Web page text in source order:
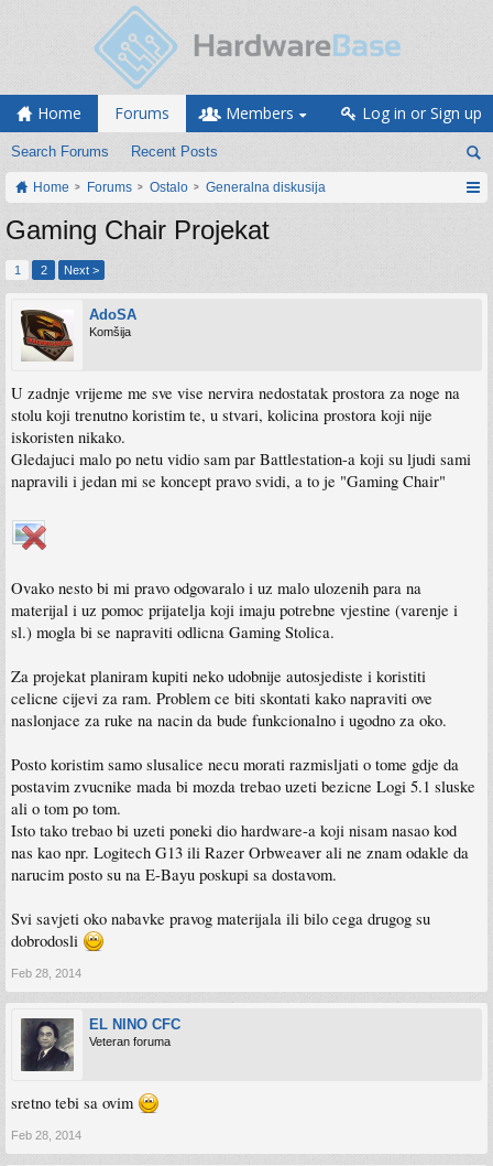
Home Forums
Search Forums Recent Posts
Members Log in or Sign up
Home Forums Ostalo Generalna diskusija
Gaming Chair Projekat
1 2 Next >
AdoSA
Komšija
U zadnje vrijeme me sve vise nervira nedostatak prostora za noge na
stolu koji trenutno koristim te, u stvari, kolicina prostora koji nije
iskoristen nikako.
Gledajuci malo po netu vidio sam par Battlestation-a koji su ljudi sami
napravili i jedan mi se koncept pravo svidi, a to je "Gaming Chair"
Ovako nesto bi mi pravo odgovaralo i uz malo ulozenih para na
materijal i uz pomoc prijatelja koji imaju potrebne vjestine (varenje i
sl.) mogla bi se napraviti odlicna Gaming Stolica.
Za projekat planiram kupiti neko udobnije autosjediste i koristiti
celicne cijevi za ram. Problem ce biti skontati kako napraviti ove
naslonjace za ruke na nacin da bude funkcionalno i ugodno za oko.
Posto koristim samo slusalice necu morati razmisljati o tome gdje da
postavim zvucnike mada bi mozda trebao uzeti bezicne Logi 5.1 sluske
ali o tom po tom.
Isto tako trebao bi uzeti poneki dio hardware-a koji nisam nasao kod
nas kao npr. Logitech G13 ili Razer Orbweaver ali ne znam odakle da
narucim posto su na E-Bayu poskupi sa dostavom.
Svi savjeti oko nabavke pravog materijala ili bilo cega drugog su
dobrodosli
Feb 28, 2014
EL NINO CFC
Veteran foruma
sretno tebi sa ovim
Feb 28, 2014